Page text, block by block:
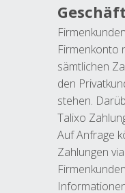
Firmenkonto
sämtlichen
den
stehen.
Talixo
Auf Anfrage
Zahlungen